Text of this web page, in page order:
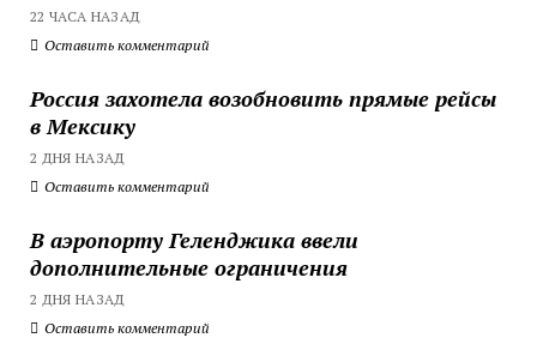
22 ЧАСА НАЗАД
Оставить комментарий
Россия захотела возобновить прямые рейсы
в Мексику
2 ДНЯ НАЗАД
Оставить комментарий
В аэропорту Геленджика ввели
дополнительные ограничения
2 ДНЯ НАЗАД
Оставить комментарий